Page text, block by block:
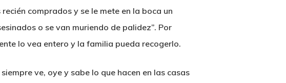
comprados y se le mete en la boca un
o se van muriendo de palidez”. Por
lo vea entero y la familia pueda recogerlo.
ve, oye y sabe lo que hacen en las casas